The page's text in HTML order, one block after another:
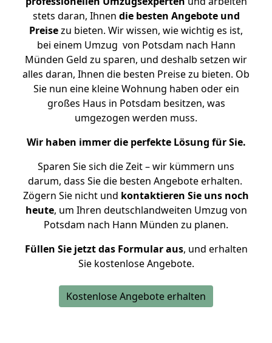
stets daran, Ihnen die besten Angebote und
Preisezu bieten. Wir wissen, wie wichtig es ist,
bei einem Umzug von Potsdam nach Hann
Münden Geld zu sparen, und deshalb setzen wir
alles daran, Ihnen die besten Preise zu bieten. Ob
Sie nun eine kleine Wohnung haben oder ein
großes Haus in Potsdam besitzen, was
umgezogen werden muss.
Wir haben immer die perfekte Lösung für Sie.
Sparen Sie sich die Zeit – wir kümmern uns
darum, dass Sie die besten Angebote erhalten.
Zögern Sie nicht und kontaktieren Sie uns noch
heute, um Ihren deutschlandweiten Umzug von
Potsdam nach Hann Münden zu planen.
Füllen Sie jetzt das Formular aus, und erhalten
Sie kostenlose Angebote.
Kostenlose Angebote erhalten